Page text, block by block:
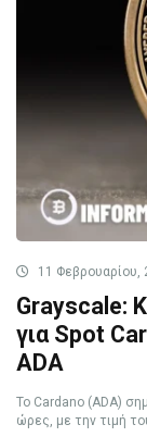
11 Φεβρουαρίου,
Grayscale:
για Spot
ADA
Το Cardano (ADA)
ώρες, με την τιμή